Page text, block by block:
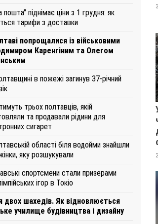
піднімає ціни з 1 грудня: як
тарифи з доставки
попрощалися із військовими
Каренгіним та Олегом
в пожежі загинув 37-річний
трьох полтавців, якій
та продавали рідини для
сигарет
області біля водойми знайшли
яку розшукували
спортсмени стали призерами
ігор в Токіо
двох шахедів. Як відновлюється
училище будівництва і дизайну